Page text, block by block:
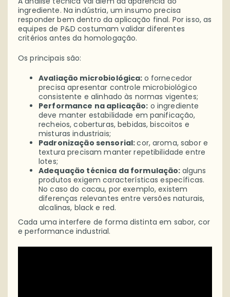
ingrediente. Na indústria, um insumo precisa
responder bem dentro da aplicação final. Por isso, as
equipes de P&D costumam validar diferentes
critérios antes da homologação.
Os principais são:
Avaliação microbiológica: o fornecedor
precisa apresentar controle microbiológico
consistente e alinhado às normas vigentes;
Performance na aplicação: o ingrediente
deve manter estabilidade em panificação,
recheios, coberturas, bebidas, biscoitos e
misturas industriais;
Padronização sensorial:cor, aroma, sabor e
textura precisam manter repetibilidade entre
lotes;
Adequação técnica da formulação: alguns
produtos exigem características específicas.
No caso do cacau, por exemplo, existem
diferenças relevantes entre versões naturais,
alcalinas, black e red.
Cada uma interfere de forma distinta em sabor, cor
e performance industrial.